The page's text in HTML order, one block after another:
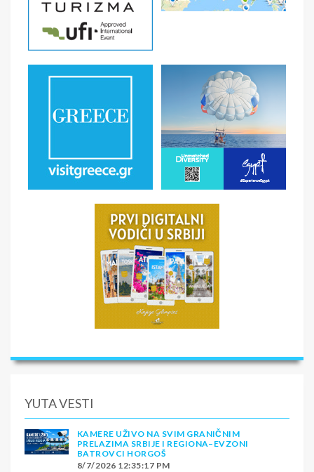
YUTA VESTI
KAMERE UŽIVO NA SVIM GRANIČNIM
PRELAZIMA SRBIJE I REGIONA–EVZONI
BATROVCI HORGOŠ
8/7/2026 12:35:17 PM